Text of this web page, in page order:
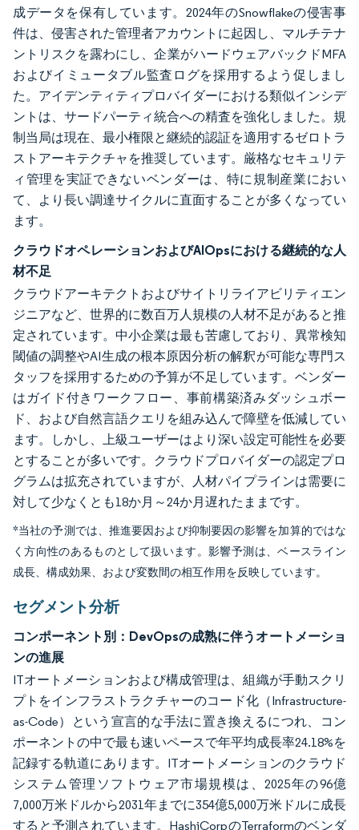
成データを保有しています。2024年のSnowflakeの侵害事
件は、侵害された管理者アカウントに起因し、マルチテナ
ントリスクを露わにし、企業がハードウェアバックドMFA
およびイミュータブル監査ログを採用するよう促しまし
た。アイデンティティプロバイダーにおける類似インシデ
ントは、サードパーティ統合への精査を強化しました。規
制当局は現在、最小権限と継続的認証を適用するゼロトラ
ストアーキテクチャを推奨しています。厳格なセキュリテ
ィ管理を実証できないベンダーは、特に規制産業におい
て、より長い調達サイクルに直面することが多くなってい
ます。
クラウドオペレーションおよびAIOpsにおける継続的な人
材不足
クラウドアーキテクトおよびサイトリライアビリティエン
ジニアなど、世界的に数百万人規模の人材不足があると推
定されています。中小企業は最も苦慮しており、異常検知
閾値の調整やAI生成の根本原因分析の解釈が可能な専門ス
タッフを採用するための予算が不足しています。ベンダー
はガイド付きワークフロー、事前構築済みダッシュボー
ド、および自然言語クエリを組み込んで障壁を低減してい
ます。しかし、上級ユーザーはより深い設定可能性を必要
とすることが多いです。クラウドプロバイダーの認定プロ
グラムは拡充されていますが、人材パイプラインは需要に
対して少なくとも18か月～24か月遅れたままです。
*当社の予測では、推進要因および抑制要因の影響を加算的ではな
く方向性のあるものとして扱います。影響予測は、ベースライン
成長、構成効果、および変数間の相互作用を反映しています。
セグメント分析
コンポーネント別：DevOpsの成熟に伴うオートメーショ
ンの進展
ITオートメーションおよび構成管理は、組織が手動スクリ
プトをインフラストラクチャーのコード化（Infrastructure-
as-Code）という宣言的な手法に置き換えるにつれ、コン
ポーネントの中で最も速いペースで年平均成長率24.18%を
記録する軌道にあります。ITオートメーションのクラウド
システム管理ソフトウェア市場規模は、2025年の96億
7,000万米ドルから2031年までに354億5,000万米ドルに成長
すると予測されています。HashiCorpのTerraformのベンダ